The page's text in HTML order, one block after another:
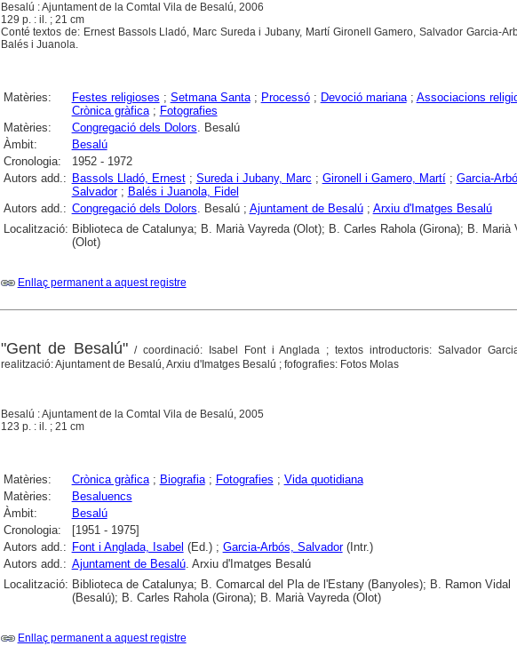
Besalú : Ajuntament de la Comtal Vila de Besalú, 2006
129 p. : il. ; 21 cm
Conté textos de: Ernest Bassols Lladó, Marc Sureda i Jubany, Martí Gironell Gamero, Salvador Garcia-
Balés i Juanola.
Matèries: Festes religioses ; Setmana Santa; Processó; Devoció mariana; Associacions
Crònica gràfica; Fotografies
Matèries:
Congregació dels Dolors. Besalú
Àmbit:
Besalú
Cronologia:
1952 - 1972
Autors add.: Bassols Lladó, Ernest; Sureda i Jubany, Marc ; Gironell i Gamero, Martí; Garcia-
Salvador; Balés i Juanola, Fidel
Autors add.: Congregació dels Dolors. Besalú ; Ajuntament de Besalú; Arxiu d'Imatges Besalú
Localització: Biblioteca de Catalunya; B. Marià Vayreda (Olot); B. Carles Rahola (Girona); B. Marià
(Olot)
Enllaç permanent a aquest registre
"Gent de Besalú" / coordinació: Isabel Font i Anglada ; textos introductoris: Salvador
realització: Ajuntament de Besalú, Arxiu d'Imatges Besalú ; fofografies: Fotos Molas
Besalú : Ajuntament de la Comtal Vila de Besalú, 2005
123 p. : il. ; 21 cm
Matèries: Crònica gràfica; Biografia; Fotografies ; Vida quotidiana
Matèries:
Besaluencs
Àmbit:
Besalú
Cronologia:
[1951 - 1975]
Autors add.: Font i Anglada, Isabel (Ed.) ; Garcia-Arbós, Salvador(Intr.)
Autors add.: Ajuntament de Besalú. Arxiu d'Imatges Besalú
Localització: Biblioteca de Catalunya; B. Comarcal del Pla de l'Estany (Banyoles); B. Ramon Vidal
(Besalú); B. Carles Rahola (Girona); B. Marià Vayreda (Olot)
Enllaç permanent a aquest registre